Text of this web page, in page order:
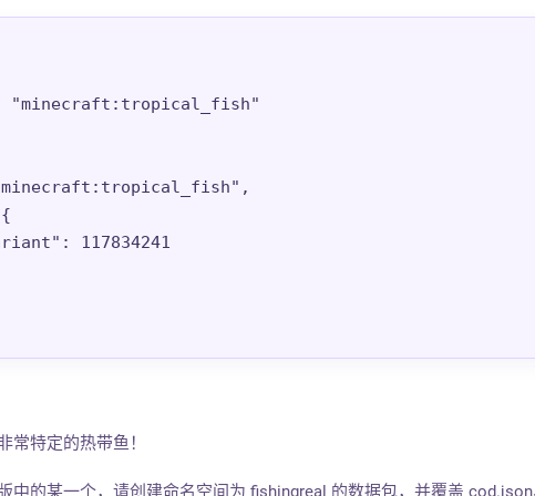
常特定的热带鱼！
中的某一个，请创建命名空间为 fishingreal 的数据包，并覆盖